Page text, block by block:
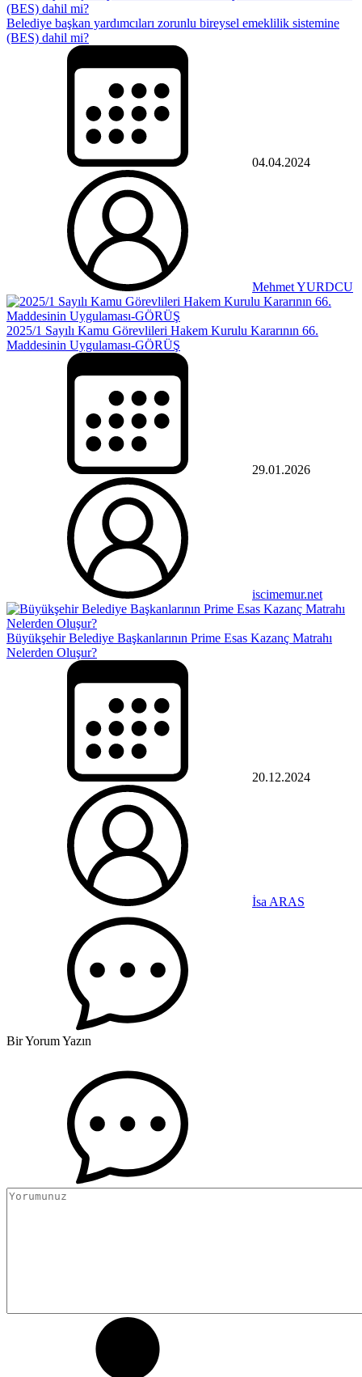
Belediye başkan yardımcıları zorunlu bireysel emeklilik sistemine
(BES) dahil mi?
04.04.2024
Mehmet YURDCU
2025/1 Sayılı Kamu Görevlileri Hakem Kurulu Kararının 66.
Maddesinin Uygulaması-GÖRÜŞ
29.01.2026
iscimemur.net
Büyükşehir Belediye Başkanlarının Prime Esas Kazanç Matrahı
Nelerden Oluşur?
20.12.2024
İsa ARAS
Bir Yorum Yazın